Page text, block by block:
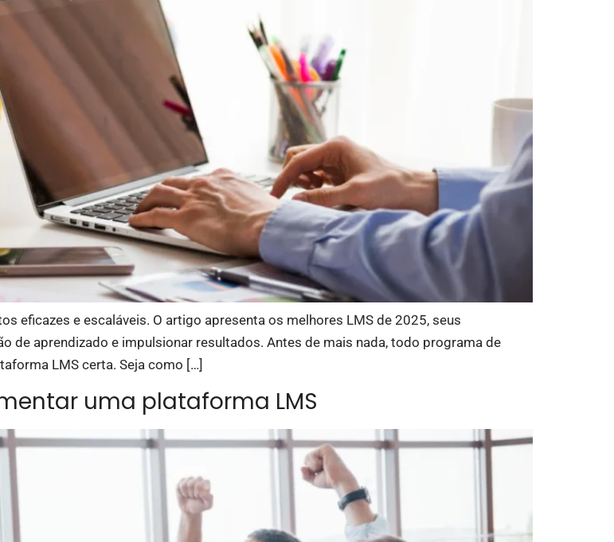
eficazes e escaláveis. O artigo apresenta os melhores LMS de 2025, seus
aprendizado e impulsionar resultados. Antes de mais nada, todo programa de
LMS certa. Seja como […]
uma plataforma LMS